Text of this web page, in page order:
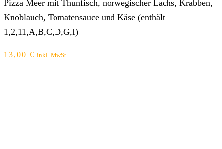
Pizza Meer mit Thunfisch, norwegischer Lachs, Krabben,
Knoblauch, Tomatensauce und Käse (enthält
1,2,11,A,B,C,D,G,I)
13,00 € inkl. MwSt.